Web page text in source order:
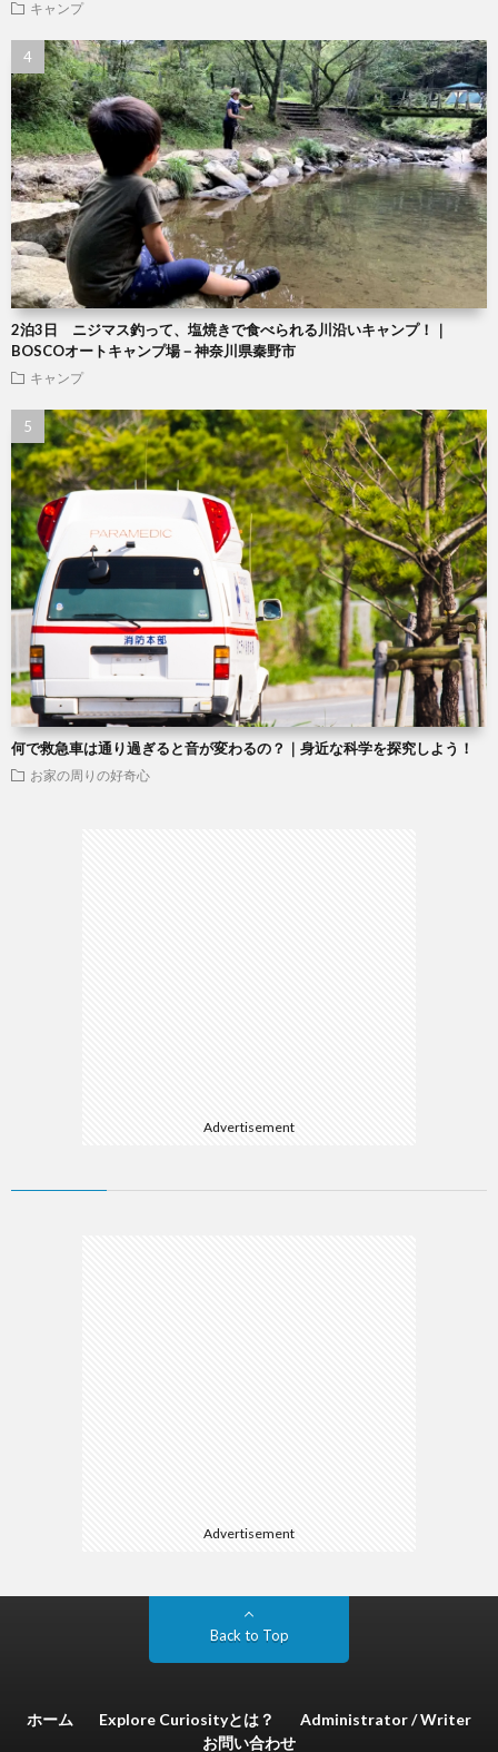
キャンプ
2泊3日 ニジマス釣って、塩焼きで食べられる川沿いキャンプ！｜
BOSCOオートキャンプ場－神奈川県秦野市
キャンプ
何で救急車は通り過ぎると音が変わるの？｜身近な科学を探究しよう！
お家の周りの好奇心
Advertisement
Advertisement
Back to Top
ホーム Explore Curiosityとは？
Administrator / Writer
お問い合わせ